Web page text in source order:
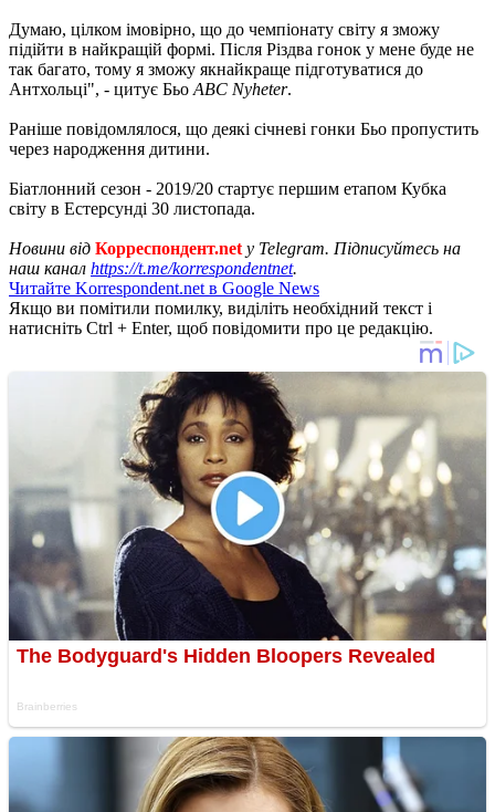
Думаю, цілком імовірно, що до чемпіонату світу я зможу
підійти в найкращій формі. Після Різдва гонок у мене буде не
так багато, тому я зможу якнайкраще підготуватися до
Антхольці", - цитує Бьо ABC Nyheter.
Раніше повідомлялося, що деякі січневі гонки Бьо пропустить
через народження дитини.
Біатлонний сезон - 2019/20 стартує першим етапом Кубка
світу в Естерсунді 30 листопада.
Новини від Корреспондент.net у Telegram. Підписуйтесь на
наш канал https://t.me/korrespondentnet.
Читайте Korrespondent.net в Google News
Якщо ви помітили помилку, виділіть необхідний текст і
натисніть Ctrl + Enter, щоб повідомити про це редакцію.